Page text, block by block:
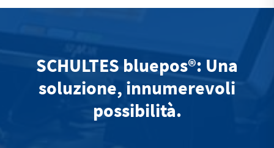
SCHULTES bluepos®: Una
soluzione, innumerevoli
possibilità.